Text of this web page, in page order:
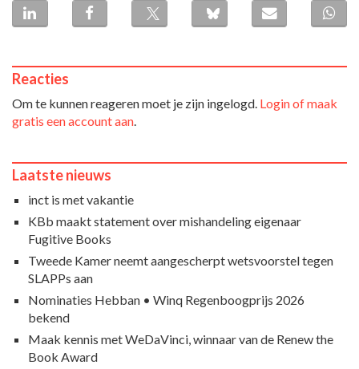
Reacties
Om te kunnen reageren moet je zijn ingelogd. Login of maak
gratis een account aan.
Laatste nieuws
inct is met vakantie
KBb maakt statement over mishandeling eigenaar
Fugitive Books
Tweede Kamer neemt aangescherpt wetsvoorstel tegen
SLAPPs aan
Nominaties Hebban • Winq Regenboogprijs 2026
bekend
Maak kennis met WeDaVinci, winnaar van de Renew the
Book Award